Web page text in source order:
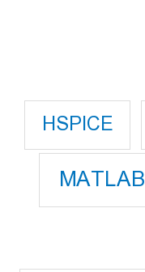
HSPICE
MATLAB